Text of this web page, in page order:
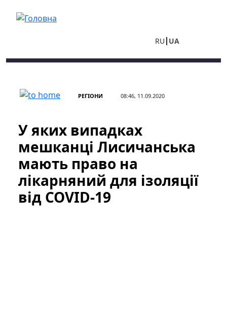
RU UA
РЕГІОНИ 08:46, 11.09.2020
У яких випадках
мешканці Лисичанська
мають право на
лікарняний для ізоляції
від COVID-19